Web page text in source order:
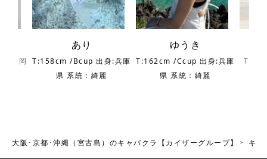
:福岡
あり
T:158cm /Bcup 出身:兵庫
県 系統：綺麗
ゆうき
T:162cm /Ccup 出身:兵庫
県 系統：綺麗
大阪･京都･沖縄（宮古島）のキャバクラ【カイザーグループ】 キャ